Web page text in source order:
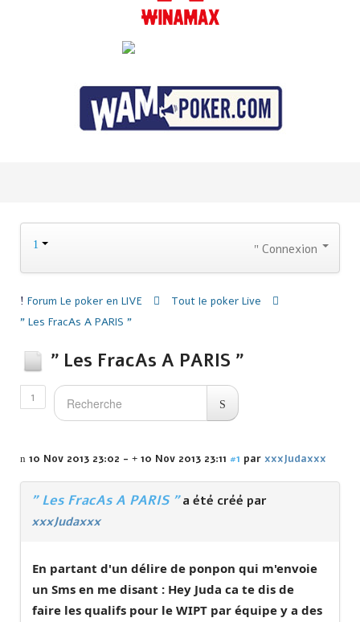
Connexion
Forum Le poker en LIVE
Tout le poker Live
" Les FracAs A PARIS "
" Les FracAs A PARIS "
1
10 Nov 2013 23:02 - 10 Nov 2013 23:11 #1 par xxxJudaxxx
" Les FracAs A PARIS "a été créé par
xxxJudaxxx
En partant d'un délire de ponpon qui m'envoie
un Sms en me disant : Hey Juda ca te dis de
faire les qualifs pour le WIPT par équipe y a des